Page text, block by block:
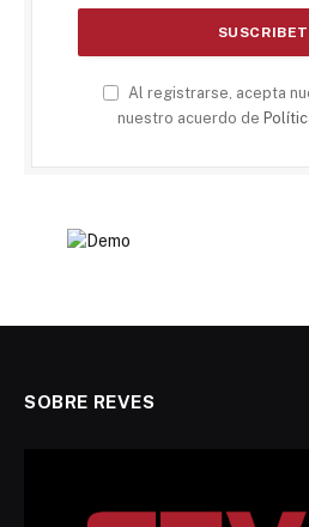
Al registrarse, acepta
nuestro acuerdo de
SOBRE REVES